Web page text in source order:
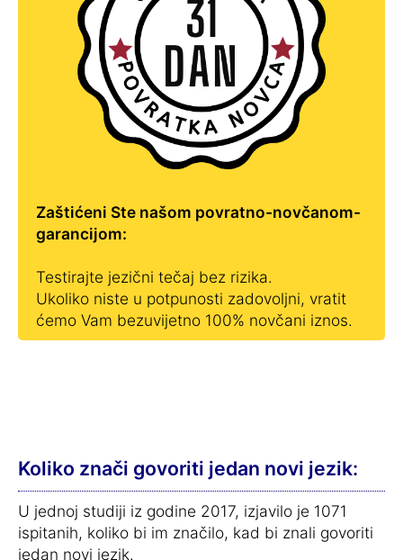
Zaštićeni Ste našom povratno-novčanom-
garancijom:
Testirajte jezični tečaj bez rizika.
Ukoliko niste u potpunosti zadovoljni, vratit
ćemo Vam bezuvijetno 100% novčani iznos.
Koliko znači govoriti jedan novi jezik:
U jednoj studiji iz godine 2017, izjavilo je 1071
ispitanih, koliko bi im značilo, kad bi znali govoriti
jedan novi jezik.